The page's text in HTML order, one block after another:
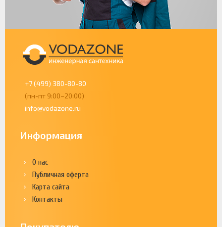
+7 (499) 380-80-80
(пн-пт 9:00–20:00)
info@vodazone.ru
Информация
О нас
Публичная оферта
Карта сайта
Контакты